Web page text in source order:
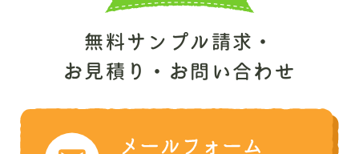
無料サンプル請求・
お見積り・お問い合わせ